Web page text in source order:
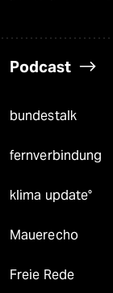
Podcast
bundestalk
fernverbindung
klima update°
Mauerecho
Freie Rede